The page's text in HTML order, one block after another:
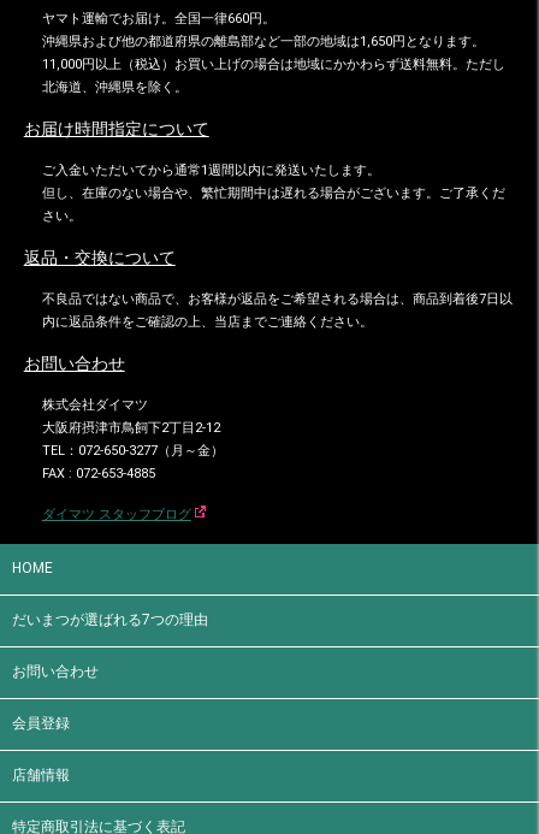
ヤマト運輸でお届け。全国一律660円。
沖縄県および他の都道府県の離島部など一部の地域は1,650円となります。
11,000円以上（税込）お買い上げの場合は地域にかかわらず送料無料。ただし
北海道、沖縄県を除く。
お届け時間指定について
ご入金いただいてから通常1週間以内に発送いたします。
但し、在庫のない場合や、繁忙期間中は遅れる場合がございます。ご了承くだ
さい。
返品・交換について
不良品ではない商品で、お客様が返品をご希望される場合は、商品到着後7日以
内に返品条件をご確認の上、当店までご連絡ください。
お問い合わせ
株式会社ダイマツ
大阪府摂津市鳥飼下2丁目2-12
TEL：072-650-3277（月～金）
FAX : 072-653-4885
ダイマツ スタッフブログ
HOME
だいまつが選ばれる7つの理由
お問い合わせ
会員登録
店舗情報
特定商取引法に基づく表記